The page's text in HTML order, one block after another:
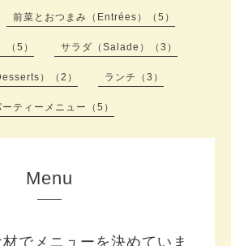
前菜とおつまみ（Entrées）（5）
（5） サラダ（Salade）（3）
）（2） ランチ（3）
ーティーメニュー（5）
Menu
でメニューを決めていま